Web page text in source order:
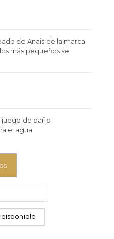
de Anais de la marca
más pequeños se
juego de baño
el agua